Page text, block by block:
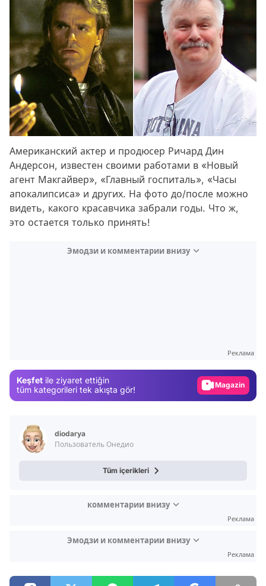
Американский актер и продюсер Ричард Дин
Андерсон, известен своими работами в «Новый
агент Макгайвер», «Главный госпиталь», «Часы
апокалипсиса» и других. На фото до/после можно
видеть, какого красавчика забрали годы. Что ж,
это остается только принять!
Эмодзи и комментарии внизу
Реклама
Keşfet ile ziyaret ettiğin
tüm kategorileri tek akışta gör!
Magazin
diodarya
Пользователь Онедио
Tüm içerikleri
комментарии внизу
Реклама
Эмодзи и комментарии внизу
Реклама